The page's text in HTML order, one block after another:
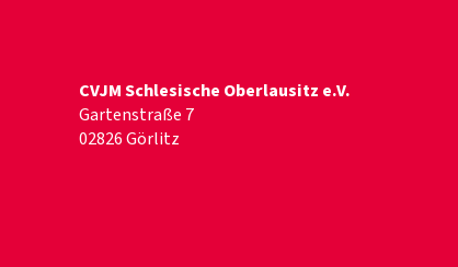
CVJM Schlesische Oberlausitz e.V.
Gartenstraße 7
02826 Görlitz